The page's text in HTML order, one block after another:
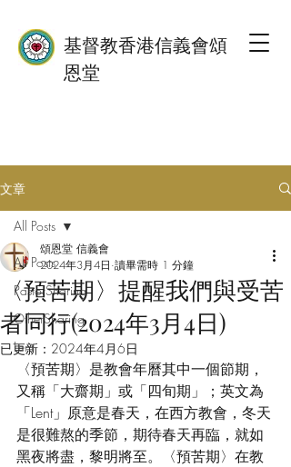
基督教香港信義會頌
恩堂
文章
All Posts
PastorSharing
OtherSharing
Lent
All Posts
〈預苦期〉提醒我們與受苦
者同行(2024年3月4日)
頌恩堂 信義會
2024年3月4日 讀畢需時 1 分鐘
已更新： 2024年4月6日
〈預苦期〉是教會年曆其中一個節期，
又稱「大齋期」或「四旬期」；英文為
「Lent」原意是春天，在西方教會，冬天
是很難熬的季節，期待春天再臨，就如
黑夜將盡，黎明將至。〈預苦期〉在教